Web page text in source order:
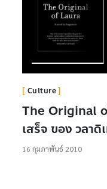
Culture
The Original
เสร็จ ของ วลา
16 กุมภาพันธ์ 2010